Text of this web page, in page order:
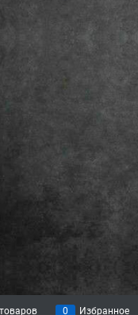
0 Избранное